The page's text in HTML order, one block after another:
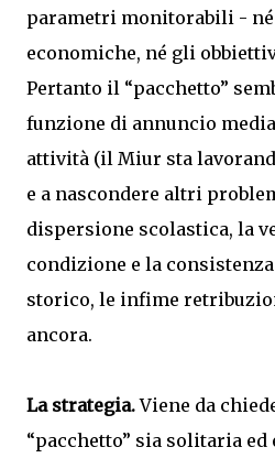
parametri monitorabili -
economiche, né gli
Pertanto il “pacchetto”
funzione di annuncio
attività (il Miur sta
e a nascondere altri
dispersione scolastica, la
condizione e la
storico, le infime
ancora.
La strategia.Viene da
“pacchetto” sia solitaria ed